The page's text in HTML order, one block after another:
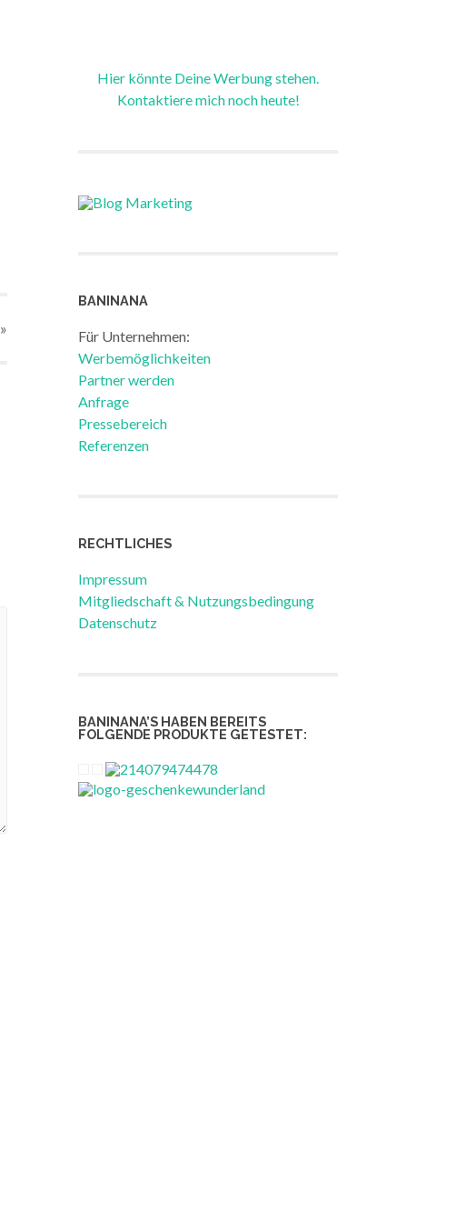
»
Hier könnte Deine Werbung stehen.
Kontaktiere mich noch heute!
BANINANA
Für Unternehmen:
Werbemöglichkeiten
Partner werden
Anfrage
Pressebereich
Referenzen
RECHTLICHES
Impressum
Mitgliedschaft & Nutzungsbedingung
Datenschutz
BANINANA’S HABEN BEREITS
FOLGENDE PRODUKTE GETESTET: